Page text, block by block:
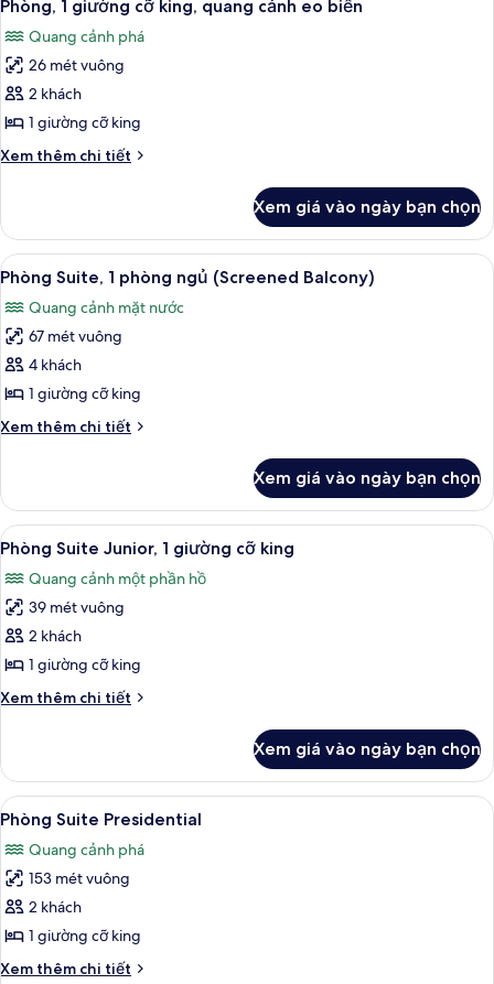
cho
người
khuyết
tật
king,
phù
hợp
cho
người
tật
tất
cả
ảnh
Phòng,
1
giường
cỡ
quang
cảnh
eo
biển
Phòng, 1 giường cỡ king, quang cảnh eo biển
Quang cảnh phá
26 mét vuông
2 khách
1 giường cỡ king
Xem thêm chi tiết
Chi
Phòng,
giường
king,
quang
cảnh
eo
biển
Xem giá vào ngày bạn chọn
Xem
tất
cả
ảnh
Phòng
Suite,
1
phòng
(Screened
Balcony)
Minibar, két bảo mật tại phòng, bàn
8
Phòng Suite, 1 phòng ngủ (Screened Balcony)
Quang cảnh mặt nước
67 mét vuông
4 khách
1 giường cỡ king
Xem thêm chi tiết
Chi
Phòng
Suite,
1
phòng
ngủ
(Screened
Balcony)
Xem giá vào ngày bạn chọn
Xem
tất
cả
ảnh
Phòng
Suite
Junior,
1
cỡ
king
Minibar, két bảo mật tại phòng, bàn
8
Phòng Suite Junior, 1 giường cỡ king
Quang cảnh một phần hồ
39 mét vuông
2 khách
1 giường cỡ king
Xem thêm chi tiết
Chi
Phòng
Suite
Junior,
giường
cỡ
king
Xem giá vào ngày bạn chọn
Xem
tất
cả
ảnh
Phòng
Suite
Presidential
Phòng Suite Presidential | Khu
6
Phòng Suite Presidential
Quang cảnh phá
153 mét vuông
2 khách
1 giường cỡ king
Xem thêm chi tiết
Chi